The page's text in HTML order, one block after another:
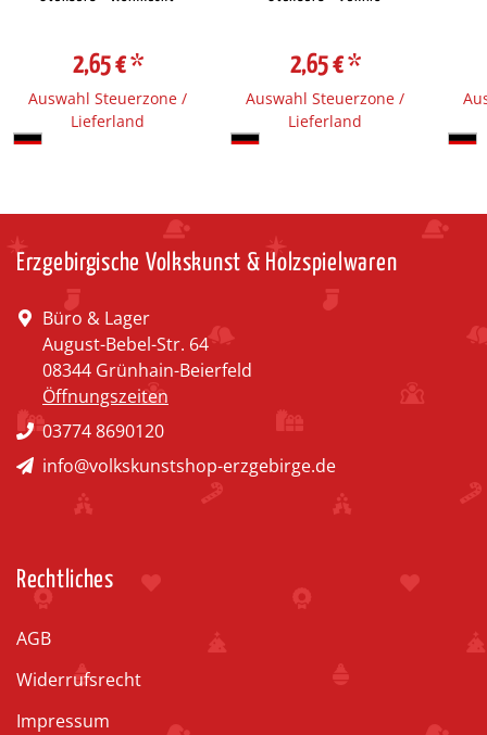
2,65 €*
Auswahl Steuerzone /
Lieferland
2,65 €*
Auswahl Steuerzone /
Lieferland
Erzgebirgische Volkskunst & Holzspielwaren
Büro & Lager
August-Bebel-Str. 64
08344 Grünhain-Beierfeld
Öffnungszeiten
03774 8690120
info@volkskunstshop-erzgebirge.de
Rechtliches
AGB
Widerrufsrecht
Impressum